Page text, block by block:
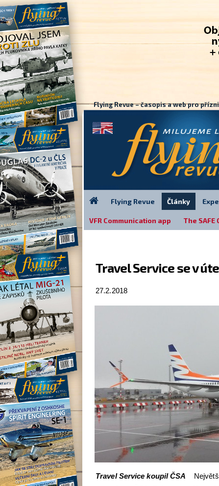
Travel Service se v
27.2.2018
Travel Service koupil ČSA
Flying Revue – časopis a web pro
Flying Revue Články
VFR Communication app The SAFE